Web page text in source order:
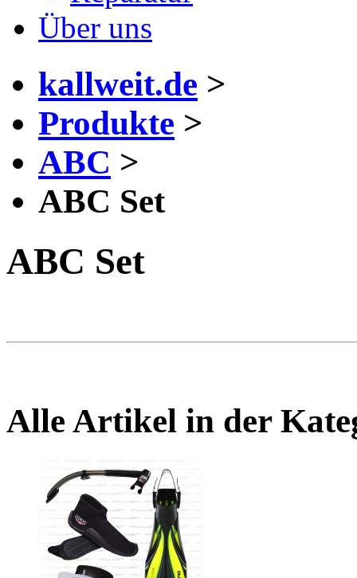
Über uns
kallweit.de >
Produkte >
ABC >
ABC Set
ABC Set
Alle Artikel in der